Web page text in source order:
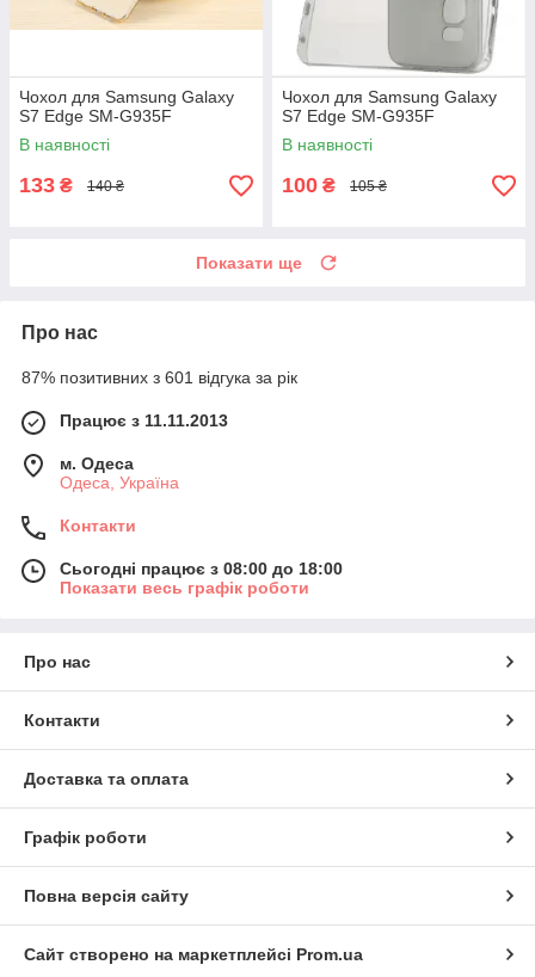
Чохол для Samsung Galaxy
S7 Edge SM-G935F
В наявності
133 ₴ 140 ₴
Чохол для Samsung Galaxy
S7 Edge SM-G935F
В наявності
100 ₴ 105 ₴
Показати ще
Про нас
87% позитивних з 601 відгука за рік
Працює з 11.11.2013
м. Одеса
Одеса, Україна
Контакти
Сьогодні працює з 08:00 до 18:00
Показати весь графік роботи
Про нас
Контакти
Доставка та оплата
Графік роботи
Повна версія сайту
Сайт створено на маркетплейсі Prom.ua